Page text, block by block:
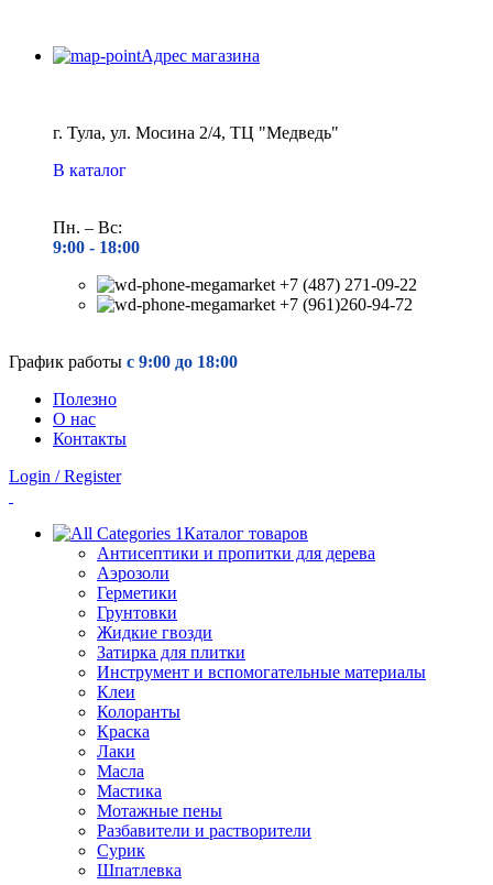
Адрес магазина
г. Тула, ул. Мосина 2/4, ТЦ "Медведь"
В каталог
Пн. – Вс:
9:00 - 18:00
+7 (487) 271-09-22
+7 (961)260-94-72
График работы с 9:00 до 18:00
Полезно
О нас
Контакты
Login / Register
Каталог товаров
Антисептики и пропитки для дерева
Аэрозоли
Герметики
Грунтовки
Жидкие гвозди
Затирка для плитки
Инструмент и вспомогательные материалы
Клеи
Колоранты
Краска
Лаки
Масла
Мастика
Мотажные пены
Разбавители и растворители
Сурик
Шпатлевка